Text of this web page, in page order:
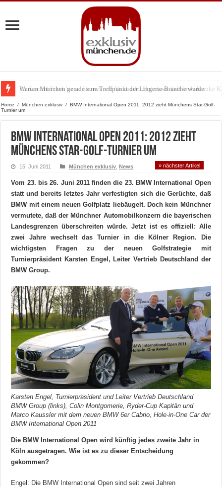
Warum München gerade zum Treffpunkt der Lingerie-Branche wurde
Home / München exklusiv / BMW International Open 2011: 2012 zieht Münchens Star-Golf-
Turnier um
BMW International Open 2011: 2012 zieht
Münchens Star-Golf-Turnier um
15. Juni 2011 München exklusiv ,News » nächster Artikel
Vom 23. bis 26. Juni 2011 finden die 23. BMW International Open
statt und bereits letztes Jahr verfestigten sich die Gerüchte, daß
BMW mit einem neuen Golfplatz liebäugelt. Doch kein Münchner
vermutete, daß der Münchner Automobilkonzern die bayerischen
Landesgrenzen überschreiten würde. Jetzt ist es offiziell: Alle
zwei Jahre wechselt das Turnier in die Kölner Region. Die
wichtigsten Fragen zu der neuen Golfstrategie mit
Turnierpräsident Karsten Engel, Leiter Vertrieb Deutschland der
BMW Group.
Karsten Engel, Turnierpräsident und Leiter Vertrieb Deutschland
BMW Group (links), Colin Montgomerie, Ryder-Cup Kapitän und
Marco Kaussler mit dem neuen BMW 6er Cabrio, Hole-in-One Car der
BMW International Open 2011
Die BMW International Open wird künftig jedes zweite Jahr in
Köln ausgetragen. Wie ist es zu dieser Entscheidung
gekommen?
Engel: Die BMW International Open sind seit zwei Jahren